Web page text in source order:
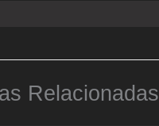
Relacionadas